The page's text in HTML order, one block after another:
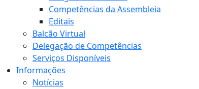
Competências da Assembleia
Editais
Balcão Virtual
Delegação de Competências
Serviços Disponíveis
Informações
Notícias